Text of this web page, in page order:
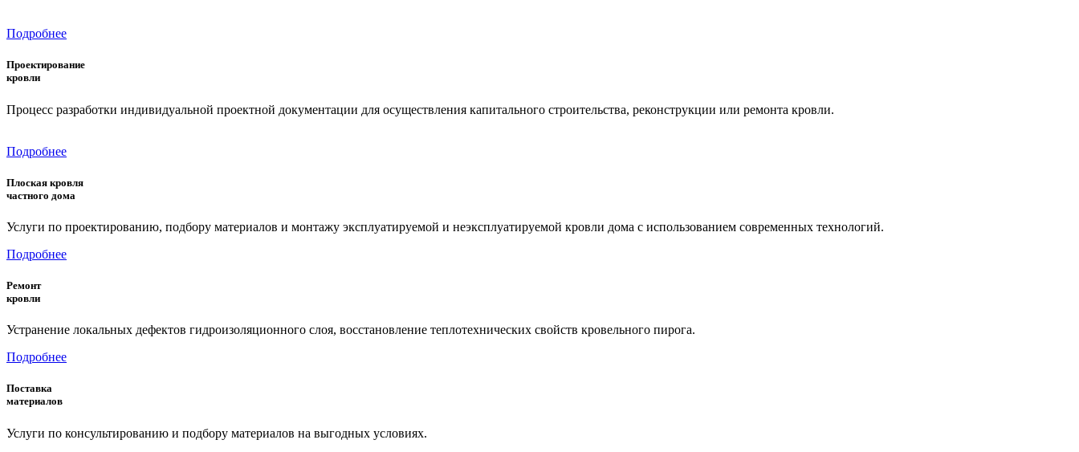
Подробнее
Проектирование
кровли
Процесс разработки индивидуальной проектной документации для осуществления капитального строительства, реконструкции или ремонта кровли.
Подробнее
Плоская кровля
частного дома
Услуги по проектированию, подбору материалов и монтажу эксплуатируемой и неэксплуатируемой кровли дома с использованием современных технологий.
Подробнее
Ремонт
кровли
Устранение локальных дефектов гидроизоляционного слоя, восстановление теплотехнических свойств кровельного пирога.
Подробнее
Поставка
материалов
Услуги по консультированию и подбору материалов на выгодных условиях.